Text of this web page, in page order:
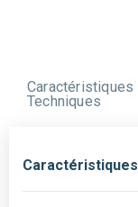
Caractéristiques
Techniques